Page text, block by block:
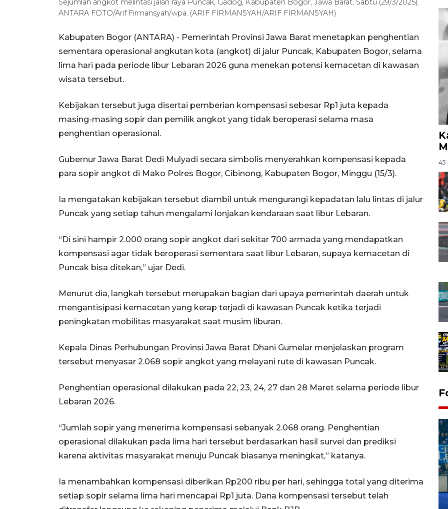
Sejumlah angkot melintasi jalan raya Puncak, Gadog, Kabupaten Bogor, Jawa Barat, Sabtu (29/3/2025).
ANTARA FOTO/Arif Firmansyah/wpa. (ARIF FIRMANSYAH/ARIF FIRMANSYAH)
Kabupaten Bogor (ANTARA) - Pemerintah Provinsi Jawa Barat menetapkan penghentian
sementara operasional angkutan kota (angkot) di jalur Puncak, Kabupaten Bogor, selama
lima hari pada periode libur Lebaran 2026 guna menekan potensi kemacetan di kawasan
wisata tersebut.
Kebijakan tersebut juga disertai pemberian kompensasi sebesar Rp1 juta kepada
masing-masing sopir dan pemilik angkot yang tidak beroperasi selama masa
penghentian operasional.
Gubernur Jawa Barat Dedi Mulyadi secara simbolis menyerahkan kompensasi kepada
para sopir angkot di Mako Polres Bogor, Cibinong, Kabupaten Bogor, Minggu (15/3).
Ia mengatakan kebijakan tersebut diambil untuk mengurangi kepadatan lalu lintas di jalur
Puncak yang setiap tahun mengalami lonjakan kendaraan saat libur Lebaran.
“Di sini hampir 2.000 orang sopir angkot dari sekitar 700 armada yang mendapatkan
kompensasi agar tidak beroperasi sementara saat libur Lebaran, supaya kemacetan di
Puncak bisa ditekan,” ujar Dedi.
Menurut dia, langkah tersebut merupakan bagian dari upaya pemerintah daerah untuk
mengantisipasi kemacetan yang kerap terjadi di kawasan Puncak ketika terjadi
peningkatan mobilitas masyarakat saat musim liburan.
Kepala Dinas Perhubungan Provinsi Jawa Barat Dhani Gumelar menjelaskan program
tersebut menyasar 2.068 sopir angkot yang melayani rute di kawasan Puncak.
Penghentian operasional dilakukan pada 22, 23, 24, 27 dan 28 Maret selama periode libur
Lebaran 2026.
“Jumlah sopir yang menerima kompensasi sebanyak 2.068 orang. Penghentian
operasional dilakukan pada lima hari tersebut berdasarkan hasil survei dan prediksi
karena aktivitas masyarakat menuju Puncak biasanya meningkat,” katanya.
Ia menambahkan kompensasi diberikan Rp200 ribu per hari, sehingga total yang diterima
setiap sopir selama lima hari mencapai Rp1 juta. Dana kompensasi tersebut telah
45
Penutupan latihan bela negara
dan manajerial SPPI di